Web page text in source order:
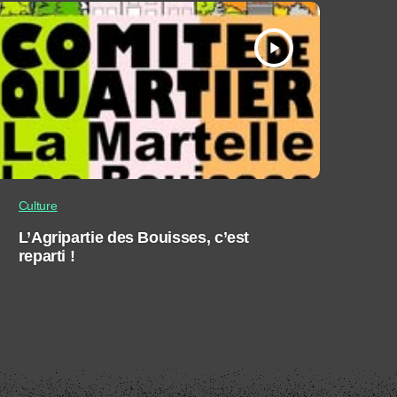
play_arrow
Culture
L’Agripartie des Bouisses, c’est
reparti !